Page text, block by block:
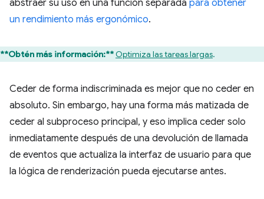
abstraer su uso en una función separada para obtener
un rendimiento más ergonómico.
**Obtén más información:**Optimiza las tareas largas.
Ceder de forma indiscriminada es mejor que no ceder en
absoluto. Sin embargo, hay una forma más matizada de
ceder al subproceso principal, y eso implica ceder solo
inmediatamente después de una devolución de llamada
de eventos que actualiza la interfaz de usuario para que
la lógica de renderización pueda ejecutarse antes.